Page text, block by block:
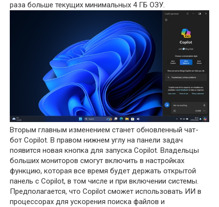
раза больше текущих минимальных 4 ГБ ОЗУ.
Вторым главным изменением станет обновленный чат-
бот Copilot. В правом нижнем углу на панели задач
появится новая кнопка для запуска Copilot. Владельцы
больших мониторов смогут включить в настройках
функцию, которая все время будет держать открытой
панель с Copilot, в том числе и при включении системы.
Предполагается, что Copilot сможет использовать ИИ в
процессорах для ускорения поиска файлов и